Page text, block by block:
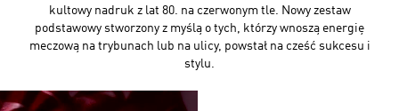
kultowy nadruk z lat 80. na czerwonym tle. Nowy zestaw
podstawowy stworzony z myślą o tych, którzy wnoszą energię
meczową na trybunach lub na ulicy, powstał na cześć sukcesu i
stylu.